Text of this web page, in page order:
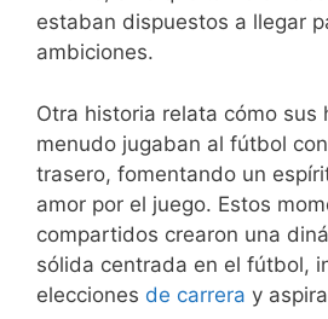
estaban dispuestos a llegar
ambiciones.
Otra historia relata cómo sus
menudo jugaban al fútbol
trasero, fomentando un
amor por el juego. Estos
compartidos crearon una
sólida centrada en el fútbol,
elecciones de carrera y